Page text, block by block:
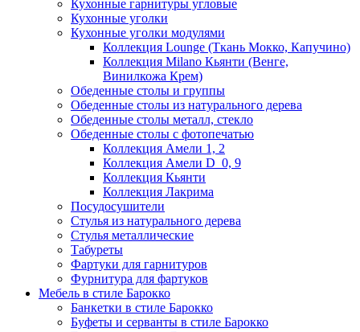
Кухонные гарнитуры угловые
Кухонные уголки
Кухонные уголки модулями
Коллекция Lounge (Ткань Мокко, Капучино)
Коллекция Milano Кьянти (Венге,
Винилкожа Крем)
Обеденные столы и группы
Обеденные столы из натурального дерева
Обеденные столы металл, стекло
Обеденные столы с фотопечатью
Коллекция Амели 1, 2
Коллекция Амели D_0, 9
Коллекция Кьянти
Коллекция Лакрима
Посудосушители
Стулья из натурального дерева
Стулья металлические
Табуреты
Фартуки для гарнитуров
Фурнитура для фартуков
Мебель в стиле Барокко
Банкетки в стиле Барокко
Буфеты и серванты в стиле Барокко